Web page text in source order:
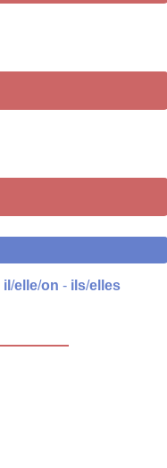
il /elle/on - ils/elles